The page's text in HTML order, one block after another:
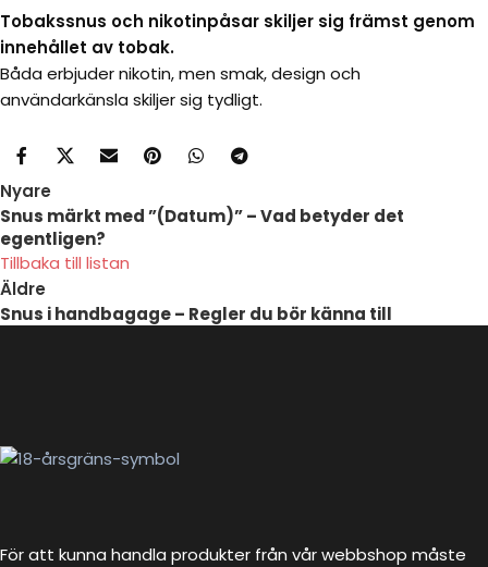
Tobakssnus och nikotinpåsar skiljer sig främst genom
innehållet av tobak.
Båda erbjuder nikotin, men smak, design och
användarkänsla skiljer sig tydligt.
Nyare
Snus märkt med ”(Datum)” – Vad betyder det
egentligen?
Tillbaka till listan
Äldre
Snus i handbagage – Regler du bör känna till
För att kunna handla produkter från vår webbshop måste